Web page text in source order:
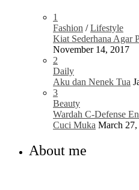
1
Fashion /Lifestyle
Kiat Sederhana Agar
November 14, 2017
2
Daily
Aku dan Nenek Tua
3
Beauty
Wardah C-Defense
Cuci Muka March 27,
About me